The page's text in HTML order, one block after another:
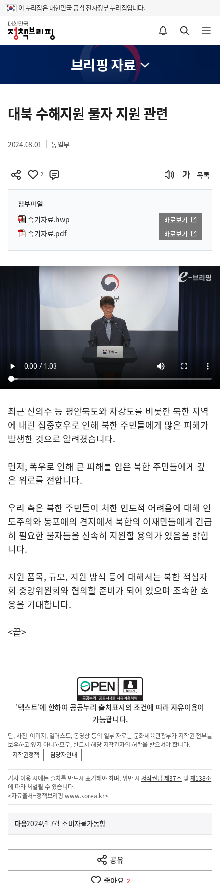
이 누리집은 대한민국 공식 전자정부 누리집입니다.
홈
알림설정 바로가기 검색 바로가기 메뉴 열기
브리핑 자료
텐
츠
역
대북 수해지원 물자 지원 관련
2024.08.01 통일부
2 목록
첨부파일
속기자료.hwp
바로보기
속기자료.pdf 바로보기
최근 신의주 등 평안북도와 자강도를 비롯한 북한 지역
에 내린 집중호우로 인해 북한 주민들에게 많은 피해가
발생한 것으로 알려졌습니다.
먼저, 폭우로 인해 큰 피해를 입은 북한 주민들에게 깊
은 위로를 전합니다.
우리 측은 북한 주민들이 처한 인도적 어려움에 대해 인
도주의와 동포애의 견지에서 북한의 이재민들에게 긴급
히 필요한 물자들을 신속히 지원할 용의가 있음을 밝힙
니다.
지원 품목, 규모, 지원 방식 등에 대해서는 북한 적십자
회 중앙위원회와 협의할 준비가 되어 있으며 조속한 호
응을 기대합니다.
<끝>
'텍스트'에 한하여 공공누리 출처표시의 조건에 따라 자유이용이
가능합니다.
단, 사진, 이미지, 일러스트, 동영상 등의 일부 자료는 문화체육관광부가 저작권 전부를
보유하고 있지 아니하므로, 반드시 해당 저작권자의 허락을 받으셔야 합니다.
저작권정책
담당자안내
기사 이용 시에는 출처를 반드시 표기해야 하며, 위반 시 저작권법 제37조 및제138조
에 따라 처벌될 수 있습니다.
<자료출처=정책브리핑 www.korea.kr>
이
전
다
음
다음기
2024년 7월 소비자물가동향
공유
열
기
좋아요 2